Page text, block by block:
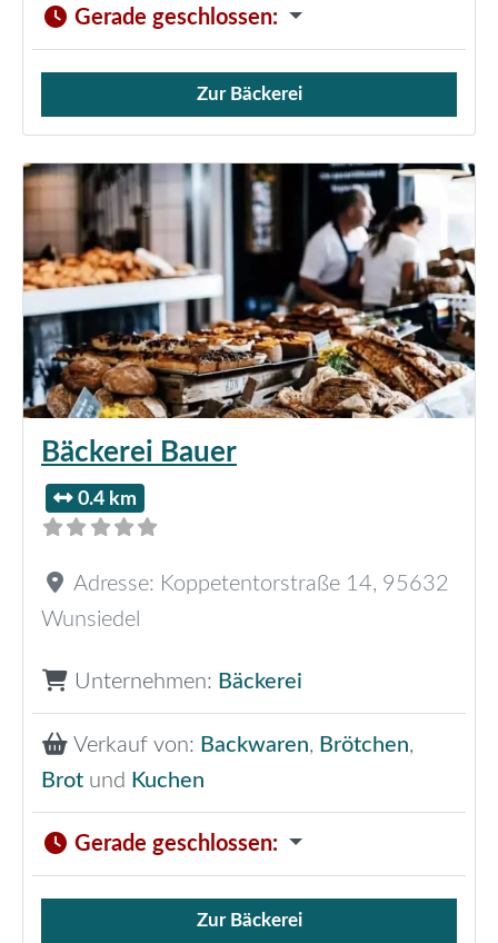
Gerade geschlossen:
Verkauf von Brötchen,
Zur Bäckerei
Bäckerei Bauer
0.4 km
Adresse: Koppetentorstraße 14, 95632
Wunsiedel
Unternehmen: Bäckerei
Verkauf von: Backwaren, Brötchen,
Brot und Kuchen
Gerade geschlossen:
Verkauf von Brötchen,
Zur Bäckerei